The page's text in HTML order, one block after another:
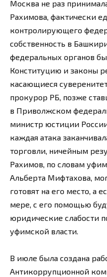
Москва не раз
Рахимова, фактически
контролирующего
собственность в
федеральных органов
Конституцию и законы
касающиеся
прокурор РБ, позже
в Приволжском
министр юстиции
каждая атака
торговли, ничейным
Рахимов, по словам
Альберта Мифтахова,
готовят на его место, а
мере, с его помощью
юридические слабости
уфимской власти.
В июле была создана
Антикоррупционной